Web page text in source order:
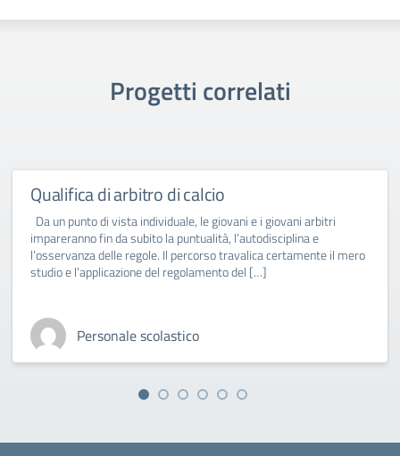
Progetti correlati
Qualifica di arbitro di calcio
Da un punto di vista individuale, le giovani e i giovani arbitri
impareranno fin da subito la puntualità, l’autodisciplina e
l’osservanza delle regole. Il percorso travalica certamente il mero
studio e l’applicazione del regolamento del […]
Personale scolastico